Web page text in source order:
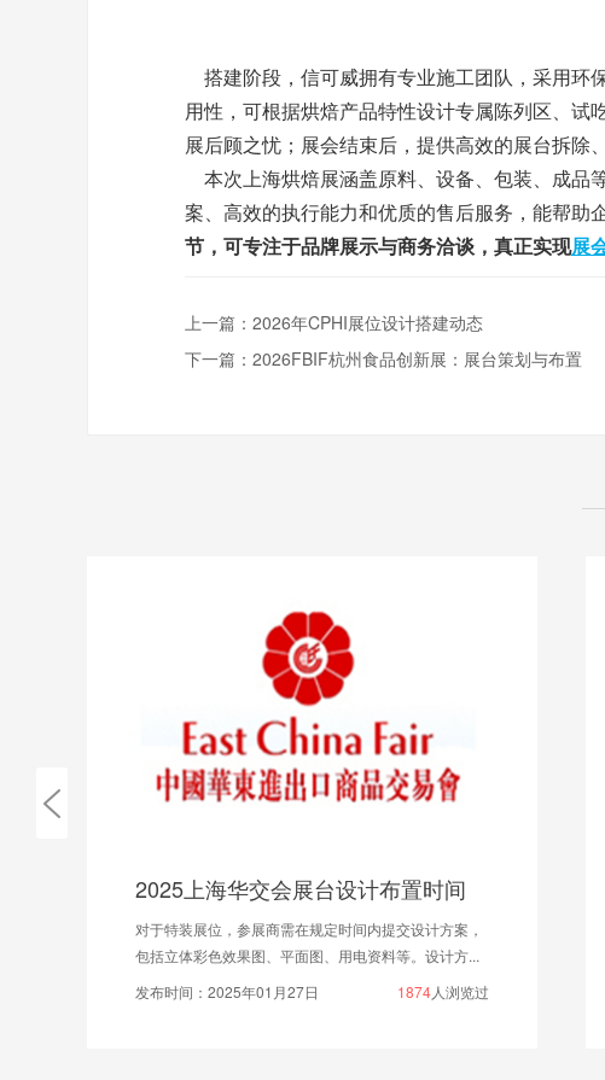
搭建阶段，信可威拥有专业施工团队，采用环
用性，可根据烘焙产品特性设计专属陈列区、试
展后顾之忧；展会结束后，提供高效的展台拆除
本次上海烘焙展涵盖原料、设备、包装、成品
案、高效的执行能力和优质的售后服务，能帮助
节，可专注于品牌展示与商务洽谈，真正实现展
上一篇： 2026年CPHI展位设计搭建动态
下一篇： 2026FBIF杭州食品创新展：展台策划与布置
上海华交会展台设计布置时间
装展位，参展商需在规定时间内提交设计方案，
体彩色效果图、平面图、用电资料等。设计方...
间：2025年01月27日
1874人浏览过
记者昨天从于山风景
修缮基本结束，进入
发布时间：2020年08